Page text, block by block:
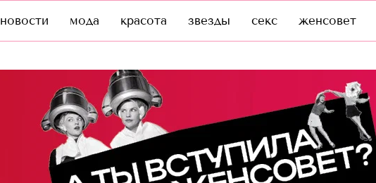
новости мода красота звезды секс женсовет